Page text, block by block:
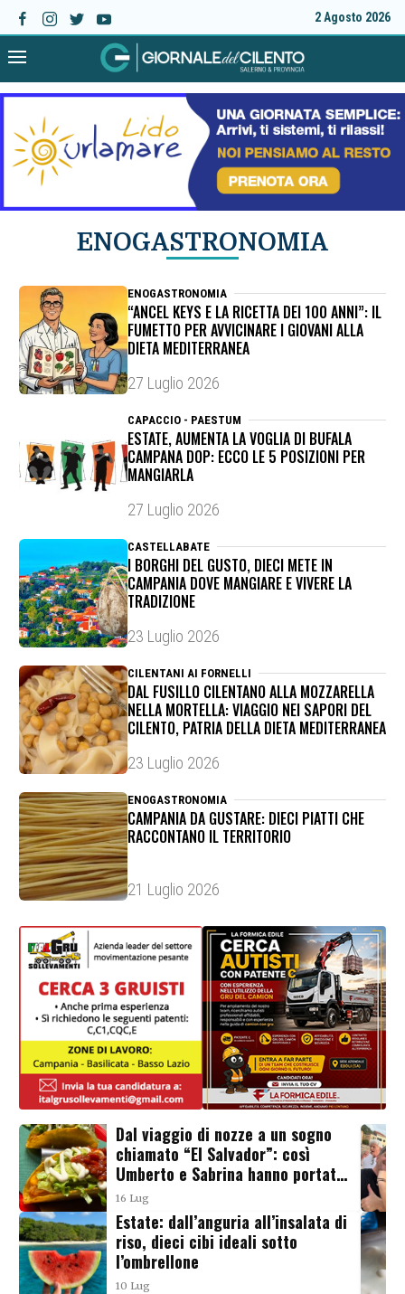
2 Agosto 2026
ENOGASTRONOMIA
ENOGASTRONOMIA
“ANCEL KEYS E LA RICETTA DEI 100 ANNI”: IL
FUMETTO PER AVVICINARE I GIOVANI ALLA
DIETA MEDITERRANEA
27 Luglio 2026
CAPACCIO - PAESTUM
ESTATE, AUMENTA LA VOGLIA DI BUFALA
CAMPANA DOP: ECCO LE 5 POSIZIONI PER
MANGIARLA
27 Luglio 2026
CASTELLABATE
I BORGHI DEL GUSTO, DIECI METE IN
CAMPANIA DOVE MANGIARE E VIVERE LA
TRADIZIONE
23 Luglio 2026
CILENTANI AI FORNELLI
DAL FUSILLO CILENTANO ALLA MOZZARELLA
NELLA MORTELLA: VIAGGIO NEI SAPORI DEL
CILENTO, PATRIA DELLA DIETA MEDITERRANEA
23 Luglio 2026
ENOGASTRONOMIA
CAMPANIA DA GUSTARE: DIECI PIATTI CHE
RACCONTANO IL TERRITORIO
21 Luglio 2026
Dal viaggio di nozze a un sogno
chiamato “El Salvador”: così
Umberto e Sabrina hanno portato
il Messico a Salerno
16 Lug
Estate: dall’anguria all’insalata di
riso, dieci cibi ideali sotto
l’ombrellone
10 Lug